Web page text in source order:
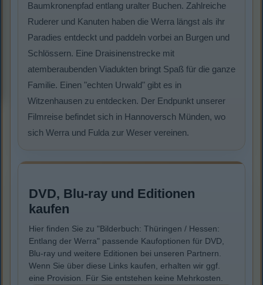
Baumkronenpfad entlang uralter Buchen. Zahlreiche
Ruderer und Kanuten haben die Werra längst als ihr
Paradies entdeckt und paddeln vorbei an Burgen und
Schlössern. Eine Draisinenstrecke mit
atemberaubenden Viadukten bringt Spaß für die ganze
Familie. Einen "echten Urwald" gibt es in
Witzenhausen zu entdecken. Der Endpunkt unserer
Filmreise befindet sich in Hannoversch Münden, wo
sich Werra und Fulda zur Weser vereinen.
DVD, Blu-ray und Editionen
kaufen
Hier finden Sie zu "Bilderbuch: Thüringen / Hessen:
Entlang der Werra" passende Kaufoptionen für DVD,
Blu-ray und weitere Editionen bei unseren Partnern.
Wenn Sie über diese Links kaufen, erhalten wir ggf.
eine Provision. Für Sie entstehen keine Mehrkosten.